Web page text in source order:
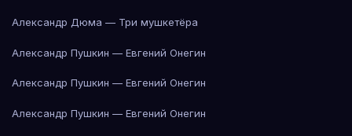
Александр Дюма — Три мушкетёра
Александр Пушкин — Евгений Онегин
Александр Пушкин — Евгений Онегин
Александр Пушкин — Евгений Онегин